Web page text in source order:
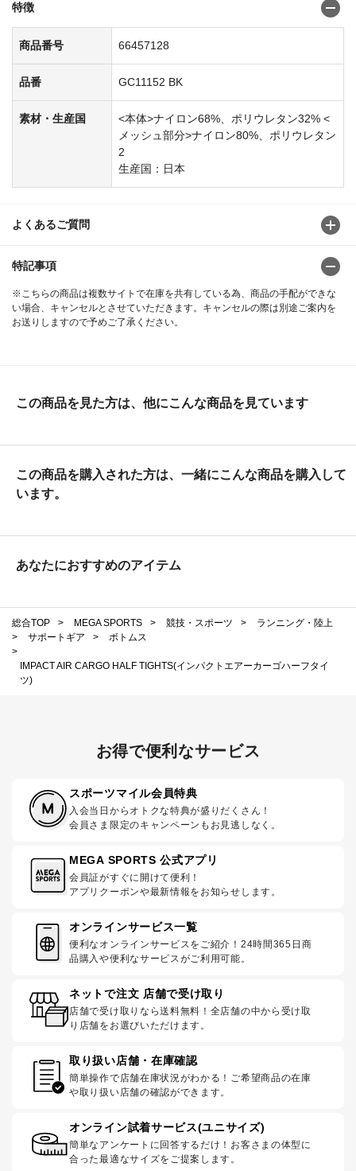
特徴
商品番号 66457128
品番 GC11152 BK
素材・生産国
<本体>ナイロン68%、ポリウレタン32% <
メッシュ部分>ナイロン80%、ポリウレタン
2
生産国：日本
よくあるご質問
特記事項
※こちらの商品は複数サイトで在庫を共有している為、商品の手配ができな
い場合、キャンセルとさせていただきます。キャンセルの際は別途ご案内を
お送りしますので予めご了承ください。
この商品を見た方は、他にこんな商品を見ています
この商品を購入された方は、一緒にこんな商品を購入して
います。
あなたにおすすめのアイテム
総合TOP > MEGA SPORTS > 競技・スポーツ >
ランニング・陸上
>
サポートギア >
ボトムス
>
IMPACT AIR CARGO HALF TIGHTS(インパクトエアーカーゴハーフタイ
ツ)
お得で便利なサービス
スポーツマイル会員特典
入会当日からオトクな特典が盛りだくさん！
会員さま限定のキャンペーンもお見逃しなく。
MEGA SPORTS 公式アプリ
会員証がすぐに開けて便利！
アプリクーポンや最新情報をお知らせします。
オンラインサービス一覧
便利なオンラインサービスをご紹介！24時間365日商
品購入や便利なサービスがご利用可能。
ネットで注文 店舗で受け取り
店舗で受け取りなら送料無料！全店舗の中から受け取
り店舗をお選びいただけます。
取り扱い店舗・在庫確認
簡単操作で店舗在庫状況がわかる！ご希望商品の在庫
や取り扱い店舗の確認ができます。
オンライン試着サービス(ユニサイズ)
簡単なアンケートに回答するだけ！お客さまの体型に
合った最適なサイズをご提案します。